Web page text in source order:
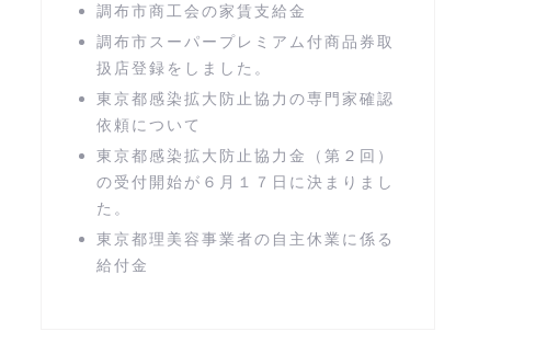
調布市商工会の家賃支給金
調布市スーパープレミアム付商品券取
扱店登録をしました。
東京都感染拡大防止協力の専門家確認
依頼について
東京都感染拡大防止協力金（第２回）
の受付開始が６月１７日に決まりまし
た。
東京都理美容事業者の自主休業に係る
給付金